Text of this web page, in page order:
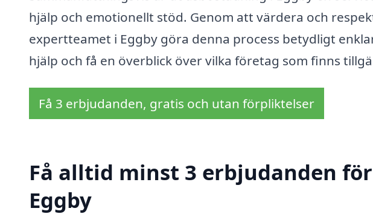
hjälp och emotionellt stöd. Genom att värdera och
expertteamet i Eggby göra denna process betydligt
hjälp och få en överblick över vilka företag som finns
Få 3 erbjudanden, gratis och utan förpliktelser
Få alltid minst 3 erbjudanden
Eggby